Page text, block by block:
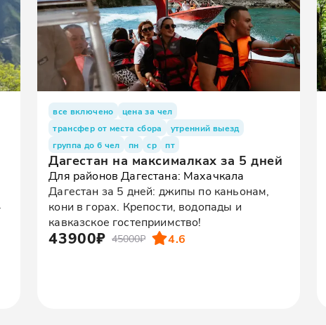
все включено
цена за чел
трансфер от места сбора
утренний выезд
группа до 6 чел
пн ср пт
Дагестан на максималках за 5 дней
Для районов Дагестана: Махачкала
Дагестан за 5 дней: джипы по каньонам,
кони в горах. Крепости, водопады и
кавказское гостеприимство!
43900₽ 45000₽ 4.6